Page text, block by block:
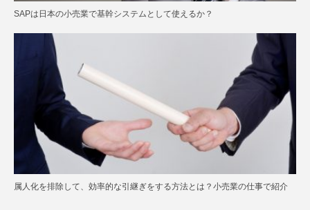
SAPは日本の小売業で基幹システムとして使えるか？
属人化を排除して、効率的な引継ぎをする方法とは？小売業の仕事で紹介